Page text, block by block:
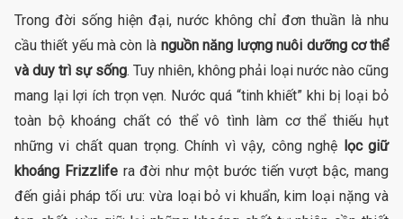
Trong đời sống hiện đại, nước không chỉ đơn thuần là nhu
cầu thiết yếu mà còn là nguồn năng lượng nuôi dưỡng cơ thể
và duy trì sự sống. Tuy nhiên, không phải loại nước nào cũng
mang lại lợi ích trọn vẹn. Nước quá “tinh khiết” khi bị loại bỏ
toàn bộ khoáng chất có thể vô tình làm cơ thể thiếu hụt
những vi chất quan trọng. Chính vì vậy, công nghệ lọc giữ
khoáng Frizzlifera đời như một bước tiến vượt bậc, mang
đến giải pháp tối ưu: vừa loại bỏ vi khuẩn, kim loại nặng và